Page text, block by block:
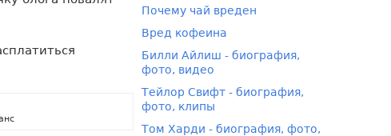
Почему чай вреден
Вред кофеина
Билли Айлиш - биография,
фото, видео
Тейлор Свифт - биография,
фото, клипы
Том Харди - биография, фото,